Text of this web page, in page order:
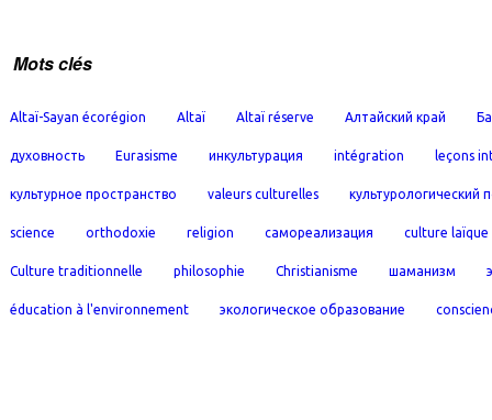
Mots clés
Altaï-Sayan écorégion Altaï Altaï réserve Алтайский край
духовность Eurasisme инкультурация intégration leçons
культурное пространство valeurs culturelles культурологический
science orthodoxie religion самореализация culture laïque
Culture traditionnelle philosophie Christianisme шаманизм
éducation à l'environnement экологическое образование